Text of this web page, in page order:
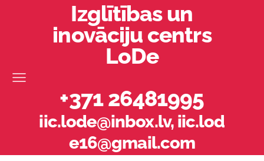
Izglītības un
inovāciju centrs
LoDe
+371 26481995
iic.lode@inbox.lv, iic.lod
e16@gmail.com